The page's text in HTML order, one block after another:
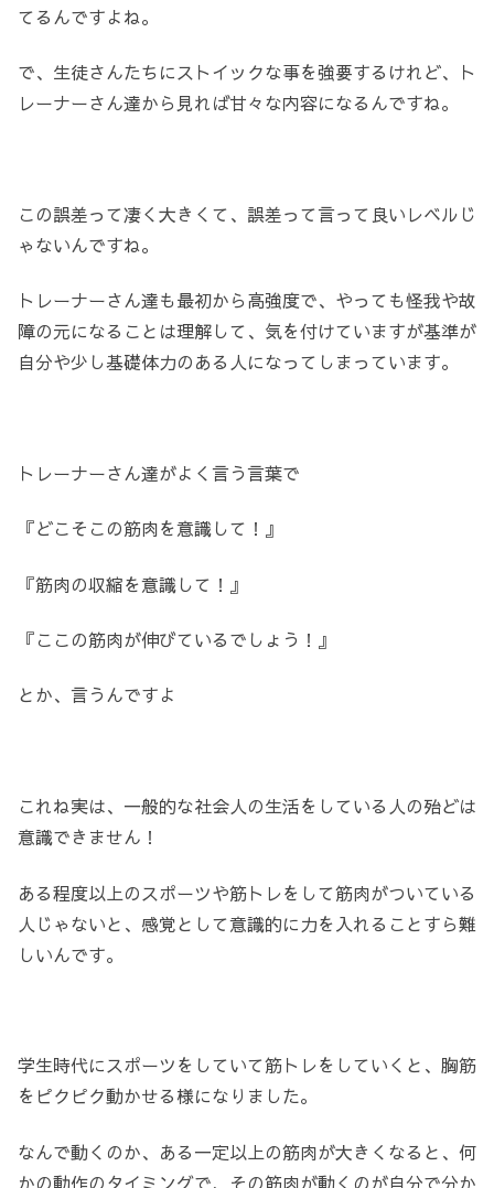
てるんですよね。
で、生徒さんたちにストイックな事を強要するけれど、ト
レーナーさん達から見れば甘々な内容になるんですね。
この誤差って凄く大きくて、誤差って言って良いレベルじ
ゃないんですね。
トレーナーさん達も最初から高強度で、やっても怪我や故
障の元になることは理解して、気を付けていますが基準が
自分や少し基礎体力のある人になってしまっています。
トレーナーさん達がよく言う言葉で
『どこそこの筋肉を意識して！』
『筋肉の収縮を意識して！』
『ここの筋肉が伸びているでしょう！』
とか、言うんですよ
これね実は、一般的な社会人の生活をしている人の殆どは
意識できません！
ある程度以上のスポーツや筋トレをして筋肉がついている
人じゃないと、感覚として意識的に力を入れることすら難
しいんです。
学生時代にスポーツをしていて筋トレをしていくと、胸筋
をピクピク動かせる様になりました。
なんで動くのか、ある一定以上の筋肉が大きくなると、何
かの動作のタイミングで、その筋肉が動くのが自分で分か